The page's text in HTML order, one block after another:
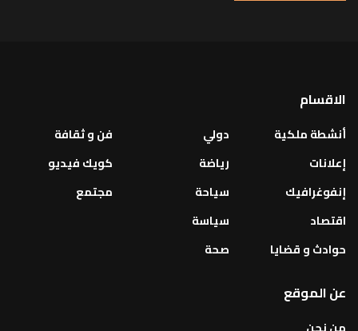
الاقسام
أنشطة ملكية
إعلانات
إنفوغرافيك
اقتصاد
حوادث و قضايا
دولي
رياضة
سياحة
سياسة
صحة
فن و ثقافة
كويك فيديو
مجتمع
عن الموقع